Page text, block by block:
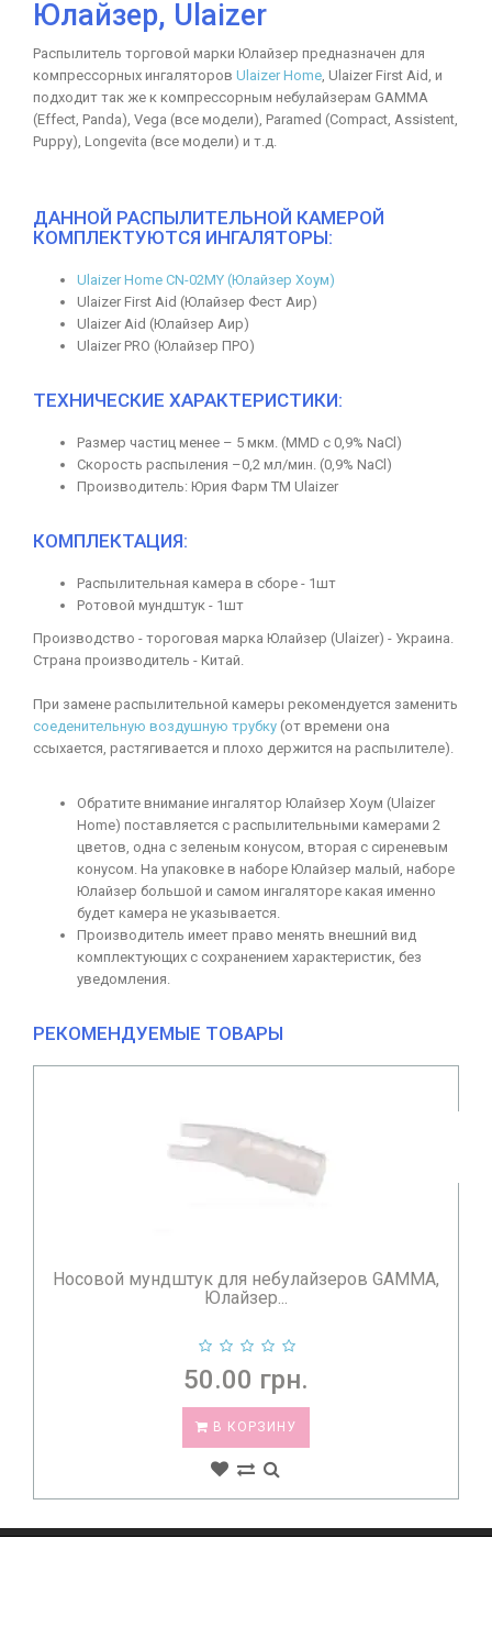
Юлайзер, Ulaizer
Распылитель торговой марки Юлайзер предназначен для
компрессорных ингаляторов Ulaizer Home, Ulaizer First Aid, и
подходит так же к компрессорным небулайзерам GAMMA
(Effect, Panda), Vega (все модели), Paramed (Compact, Assistent,
Puppy), Longevita (все модели) и т.д.
ДАННОЙ РАСПЫЛИТЕЛЬНОЙ КАМЕРОЙ
КОМПЛЕКТУЮТСЯ ИНГАЛЯТОРЫ:
Ulaizer Home CN-02MY (Юлайзер Хоум)
Ulaizer First Aid (Юлайзер Фест Аир)
Ulaizer Aid (Юлайзер Аир)
Ulaizer PRO (Юлайзер ПРО)
ТЕХНИЧЕСКИЕ ХАРАКТЕРИСТИКИ:
Размер частиц менее – 5 мкм. (ММD с 0,9% NaCl)
Скорость распыления –0,2 мл/мин. (0,9% NaCl)
Производитель: Юрия Фарм ТМ Ulaizer
КОМПЛЕКТАЦИЯ:
Распылительная камера в сборе - 1шт
Ротовой мундштук - 1шт
Производство - тороговая марка Юлайзер (Ulaizer) - Украина.
Страна производитель - Китай.
При замене распылительной камеры рекомендуется заменить
соеденительную воздушную трубку (от времени она
ссыхается, растягивается и плохо держится на распылителе).
Обратите внимание ингалятор Юлайзер Хоум (Ulaizer
Home) поставляется с распылительными камерами 2
цветов, одна с зеленым конусом, вторая с сиреневым
конусом. На упаковке в наборе Юлайзер малый, наборе
Юлайзер большой и самом ингаляторе какая именно
будет камера не указывается.
Производитель имеет право менять внешний вид
комплектующих с сохранением характеристик, без
уведомления.
РЕКОМЕНДУЕМЫЕ ТОВАРЫ
Маска детская для небулайзера Юлайзер, Ulaizer
home...
60.00 грн.
В КОРЗИНУ